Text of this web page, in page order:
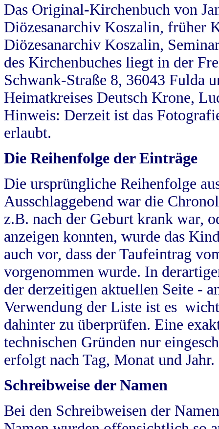
Das Original-Kirchenbuch von
Diözesanarchiv Koszalin, früher
Diözesanarchiv Koszalin,
des Kirchenbuches liegt in der
Schwank-Straße 8, 36043 Fulda
Heimatkreises Deutsch Krone,
Hinweis: Derzeit ist das
erlaubt.
Die Reihenfolge der Einträge
Die ursprüngliche Reihenfolge
Ausschlaggebend war die
z.B. nach der Geburt krank war,
anzeigen konnten, wurde das
auch vor, dass der Taufeintrag
vorgenommen wurde. In
der derzeitigen aktuellen Seite -
Verwendung der Liste ist es
dahinter zu überprüfen. Eine
technischen Gründen nur
erfolgt nach Tag, Monat und Jahr.
Schreibweise der Namen
Bei den Schreibweisen der